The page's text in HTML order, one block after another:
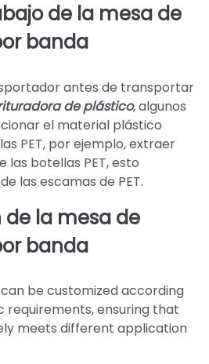
de la mesa de
banda
antes de transportar
de plástico, algunos
el material plástico
PET, por ejemplo, extraer
las botellas PET, esto
las escamas de PET.
de la mesa de
banda
be customized according
requirements, ensuring that
meets different application